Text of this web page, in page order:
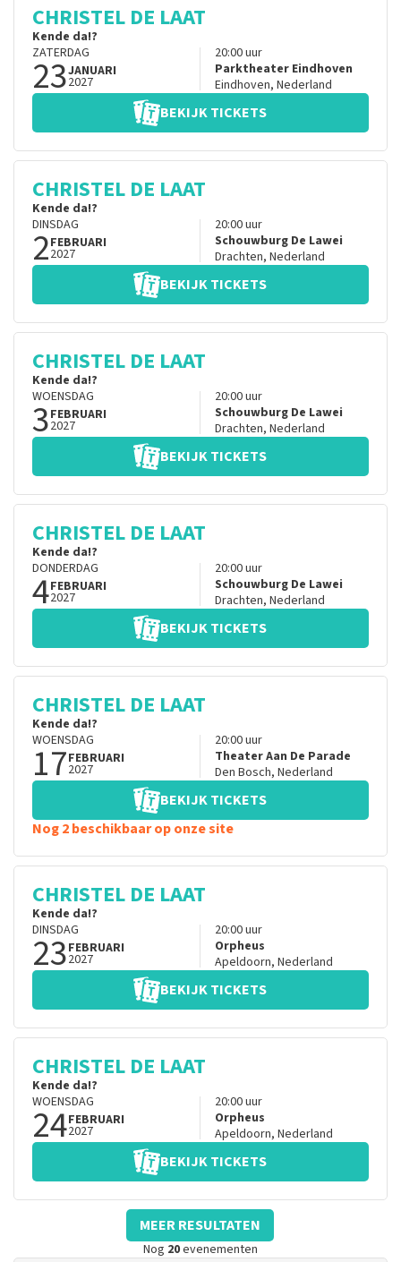
CHRISTEL DE LAAT
Kende da!?
ZATERDAG
23JANUARI
2027
20:00uur
Parktheater Eindhoven
Eindhoven, Nederland
BEKIJK TICKETS
CHRISTEL DE LAAT
Kende da!?
DINSDAG
2FEBRUARI
2027
20:00uur
Schouwburg De Lawei
Drachten, Nederland
BEKIJK TICKETS
CHRISTEL DE LAAT
Kende da!?
WOENSDAG
3FEBRUARI
2027
20:00uur
Schouwburg De Lawei
Drachten, Nederland
BEKIJK TICKETS
CHRISTEL DE LAAT
Kende da!?
DONDERDAG
4FEBRUARI
2027
20:00uur
Schouwburg De Lawei
Drachten, Nederland
BEKIJK TICKETS
CHRISTEL DE LAAT
Kende da!?
WOENSDAG
17FEBRUARI
2027
20:00uur
Theater Aan De Parade
Den Bosch, Nederland
BEKIJK TICKETS
Nog 2 beschikbaar op onze site
CHRISTEL DE LAAT
Kende da!?
DINSDAG
23FEBRUARI
2027
20:00uur
Orpheus
Apeldoorn, Nederland
BEKIJK TICKETS
CHRISTEL DE LAAT
Kende da!?
WOENSDAG
24FEBRUARI
2027
20:00uur
Orpheus
Apeldoorn, Nederland
BEKIJK TICKETS
MEER RESULTATEN
Nog 20evenementen